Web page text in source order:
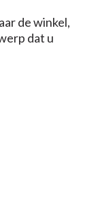
de winkel,
dat u